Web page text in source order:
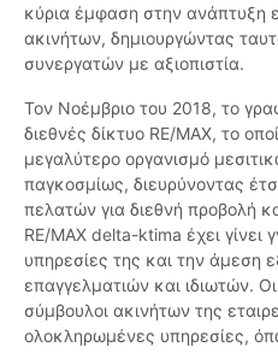
κύρια έμφαση στην ανάπτυξη
ακινήτων, δημιουργώντας
συνεργατών με αξιοπιστία.
Τον Νοέμβριο του 2018, το
διεθνές δίκτυο RE/MAX, το
μεγαλύτερο οργανισμό
παγκοσμίως, διευρύνοντας
πελατών για διεθνή προβολή
RE/MAX delta-ktima έχει γίνει
υπηρεσίες της και την άμεση
επαγγελματιών και ιδιωτών. Οι
σύμβουλοι ακινήτων της
ολοκληρωμένες υπηρεσίες,